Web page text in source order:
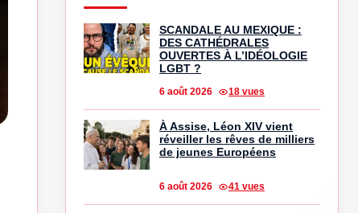
SCANDALE AU MEXIQUE :
DES CATHÉDRALES
OUVERTES À L’IDÉOLOGIE
LGBT ?
6 août 2026 18 vues
À Assise, Léon XIV vient
réveiller les rêves de milliers
de jeunes Européens
6 août 2026 41 vues